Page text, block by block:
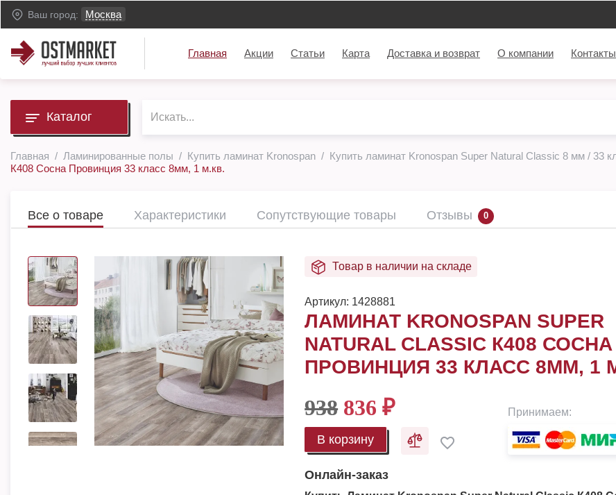
Ваш город: Москва
Главная Акции Статьи Карта Доставка и возврат О компании Контакты
Каталог
Главная Ламинированные полы Купить ламинат Kronospan Купить ламинат Kronospan Super Natural Classic 8 мм / 33
К408 Сосна Провинция 33 класс 8мм, 1 м.кв.
Все о товаре Характеристики Сопутствующие товары Отзывы 0
Товар в наличии на складе
Артикул: 1428881
ЛАМИНАТ KRONOSPAN SUPER
NATURAL CLASSIC К408 СОСНА
ПРОВИНЦИЯ 33 КЛАСС 8ММ, 1
938 836 ₽
В корзину
Принимаем:
Онлайн-заказ